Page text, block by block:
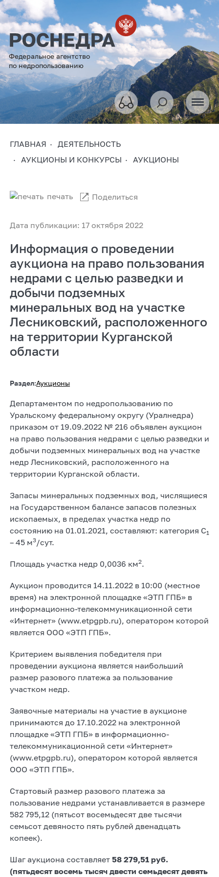
Федеральное агентство
по недропользованию
ГЛАВНАЯ
ДЕЯТЕЛЬНОСТЬ
АУКЦИОНЫ И КОНКУРСЫ
АУКЦИОНЫ
Дата публикации: 17 октября 2022
печать Поделиться
Информация о проведении
аукциона на право пользования
недрами с целью разведки и
добычи подземных
минеральных вод на участке
Лесниковский, расположенного
на территории Курганской
области
Раздел:Аукционы
Департаментом по недропользованию по
Уральскому федеральному округу (Уралнедра)
приказом от 19.09.2022 № 216 объявлен аукцион
на право пользования недрами с целью разведки и
добычи подземных минеральных вод на участке
недр Лесниковский, расположенного на
территории Курганской области.
Запасы минеральных подземных вод, числящиеся
на Государственном балансе запасов полезных
ископаемых, в пределах участка недр по
состоянию на 01.01.2021, составляют: категория С1
– 45 м3/сут.
Площадь участка недр 0,0036 км2.
Аукцион проводится 14.11.2022 в 10:00 (местное
время) на электронной площадке «ЭТП ГПБ» в
информационно-телекоммуникационной сети
«Интернет» (www.etpgpb.ru), оператором которой
является ООО «ЭТП ГПБ».
Критерием выявления победителя при
проведении аукциона является наибольший
размер разового платежа за пользование
участком недр.
Заявочные материалы на участие в аукционе
принимаются до 17.10.2022 на электронной
площадке «ЭТП ГПБ» в информационно-
телекоммуникационной сети «Интернет»
(www.etpgpb.ru), оператором которой является
ООО «ЭТП ГПБ».
Стартовый размер разового платежа за
пользование недрами устанавливается в размере
582 795,12 (пятьсот восемьдесят две тысячи
семьсот девяносто пять рублей двенадцать
копеек).
Шаг аукциона составляет 58 279,51 руб.
(пятьдесят восемь тысяч двести семьдесят девять